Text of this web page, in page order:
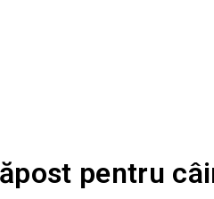
pentru